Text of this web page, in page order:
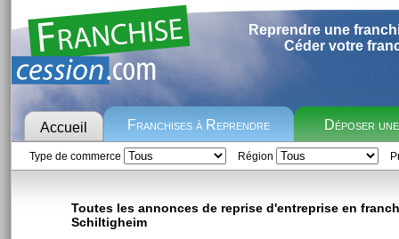
Reprendre une
Céder votre
Accueil Franchises à Reprendre Déposer
Type de commerce Région
Toutes les annonces de reprise d'entreprise en
Schiltigheim